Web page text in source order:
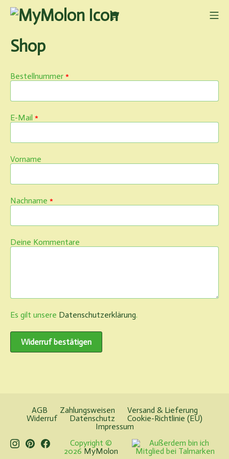
Inhalt
springen
MyMolon
Warenkorb
Shop
Bestellnummer *erforderlich
E-Mail *erforderlich
Vorname
Nachname *erforderlich
Page URI *erforderlich
Deine Kommentare
Es gilt unsere Datenschutzerklärung.
Widerruf bestätigen
AGB Zahlungsweisen
Versand & Lieferung
Widerruf
Datenschutz
Cookie-Richtlinie (EU)
Impressum
Instagram
PinterestFacebookCopyright ©
2026 MyMolon